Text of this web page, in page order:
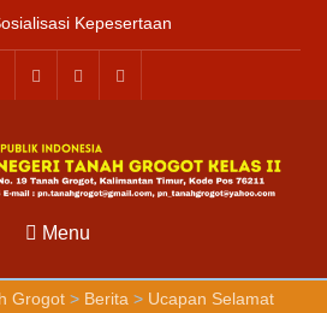
Kepesertaan
Jaminan
Nasional (JKN)
bagi Pengadilan Negeri
Cabang
Petugas PTSP Hari
Senin, 3 Agustus 2026
Tanggal 6 Agustus
Menu
Grogot> Berita> Ucapan Selamat